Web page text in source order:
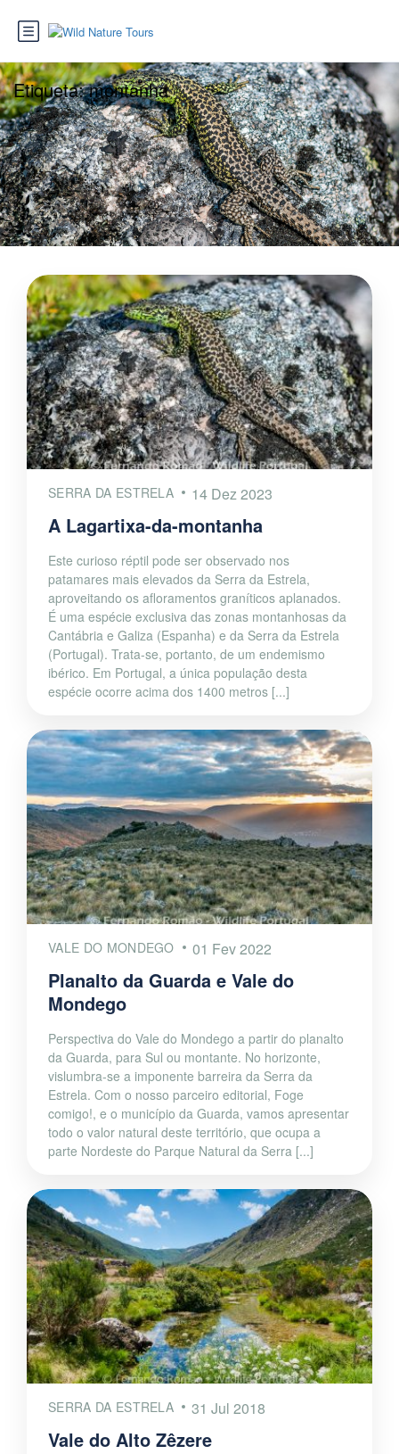
Etiqueta:montanha
SERRA DA ESTRELA 14 Dez 2023
A Lagartixa-da-montanha
Este curioso réptil pode ser observado nos
patamares mais elevados da Serra da Estrela,
aproveitando os afloramentos graníticos aplanados.
É uma espécie exclusiva das zonas montanhosas da
Cantábria e Galiza (Espanha) e da Serra da Estrela
(Portugal). Trata-se, portanto, de um endemismo
ibérico. Em Portugal, a única população desta
espécie ocorre acima dos 1400 metros [...]
VALE DO MONDEGO 01 Fev 2022
Planalto da Guarda e Vale do
Mondego
Perspectiva do Vale do Mondego a partir do planalto
da Guarda, para Sul ou montante. No horizonte,
vislumbra-se a imponente barreira da Serra da
Estrela. Com o nosso parceiro editorial, Foge
comigo!, e o município da Guarda, vamos apresentar
todo o valor natural deste território, que ocupa a
parte Nordeste do Parque Natural da Serra [...]
SERRA DA ESTRELA 31 Jul 2018
Vale do Alto Zêzere